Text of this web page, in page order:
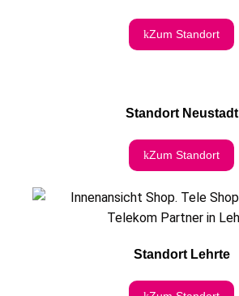
Zum Standort
Standort Neustadt
Zum Standort
Standort Lehrte